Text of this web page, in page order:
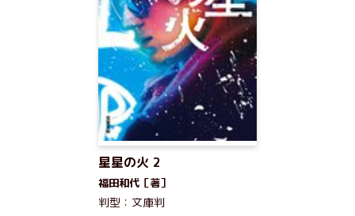
星星の火 2
福田和代［著］
判型：文庫判